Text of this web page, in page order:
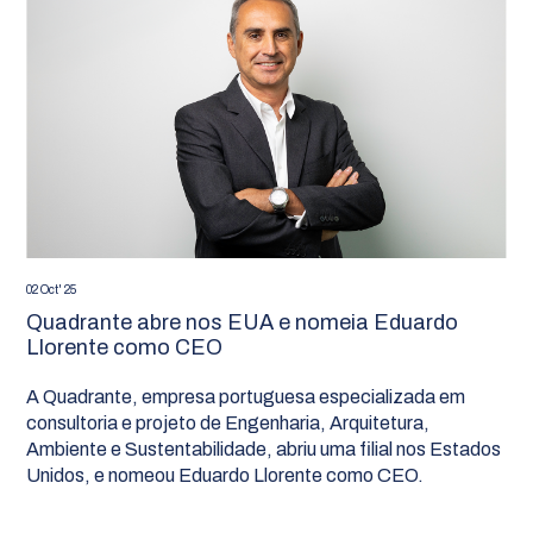
02 Oct' 25
Quadrante abre nos EUA e nomeia Eduardo
Llorente como CEO
A Quadrante, empresa portuguesa especializada em
consultoria e projeto de Engenharia, Arquitetura,
Ambiente e Sustentabilidade, abriu uma filial nos Estados
Unidos, e nomeou Eduardo Llorente como CEO.